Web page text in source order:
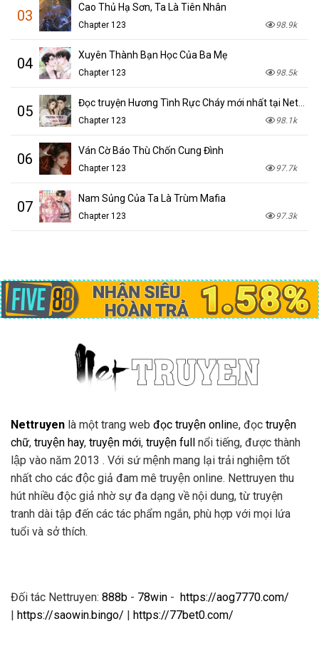
03 Cao Thủ Hạ Sơn, Ta Là Tiên Nhân
Chapter 123 98.9k
04 Xuyên Thành Bạn Học Của Ba Mẹ
Chapter 123 98.5k
05
Chapter 123 98.1k
06 Ván Cờ Báo Thù Chốn Cung Đình
Chapter 123 97.7k
07 Nam Sủng Của Ta Là Trùm Mafia
Chapter 123 97.3k
Nettruyen là một trang web đọc truyện online, đọc truyện
chữ, truyện hay, truyện mới, truyện full
nổi tiếng, được thành
lập vào năm 2013 . Với sứ mệnh mang lại trải nghiệm tốt
nhất cho các độc giả đam mê truyện online. Nettruyen thu
hút nhiều độc giả nhờ sự đa dạng về nội dung, từ truyện
tranh dài tập đến các tác phẩm ngắn, phù hợp với mọi lứa
tuổi và sở thích.
Đối tác Nettruyen: 888b - 78win - https://aog7770.com/
| https://saowin.bingo/ | https://77bet0.com/